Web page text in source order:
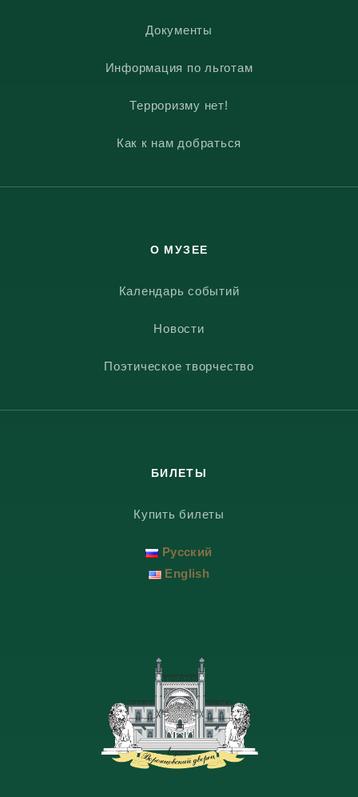
Документы
Информация по льготам
Терроризму нет!
Как к нам добраться
О МУЗЕЕ
Календарь событий
Новости
Поэтическое творчество
БИЛЕТЫ
Купить билеты
Русский
English